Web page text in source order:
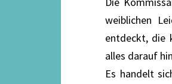
weiblichen
entdeckt, die
alles darauf
Es handelt